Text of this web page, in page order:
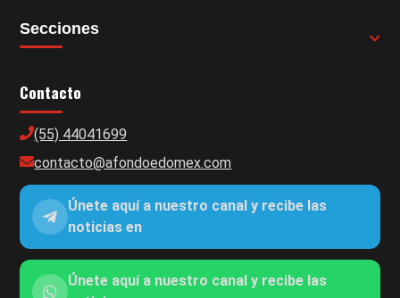
Secciones
Contacto
(55) 44041699
contacto@afondoedomex.com
Únete aquí a nuestro canal y recibe las
noticias en
Únete aquí a nuestro canal y recibe las